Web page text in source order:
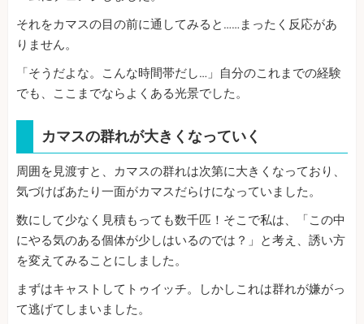
それをカマスの目の前に通してみると……まったく反応があ
りません。
「そうだよな。こんな時間帯だし…」自分のこれまでの経験
でも、ここまでならよくある光景でした。
カマスの群れが大きくなっていく
周囲を見渡すと、カマスの群れは次第に大きくなっており、
気づけばあたり一面がカマスだらけになっていました。
数にして少なく見積もっても数千匹！そこで私は、「この中
にやる気のある個体が少しはいるのでは？」と考え、誘い方
を変えてみることにしました。
まずはキャストしてトゥイッチ。しかしこれは群れが嫌がっ
て逃げてしまいました。